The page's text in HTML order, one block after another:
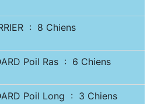
: 8 Chiens
Poil Ras : 6 Chiens
Poil Long : 3 Chiens